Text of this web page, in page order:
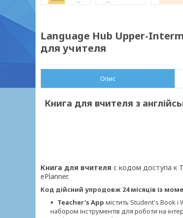
Language Hub Upper-
для учителя
Опис
Книга для вчителя з
Книга для вчителя с кодом доступа к
ePlanner.
Код дійсний упродовж 24 місяців із
Teacher's App містить Student's Book
набором інструментів для роботи на